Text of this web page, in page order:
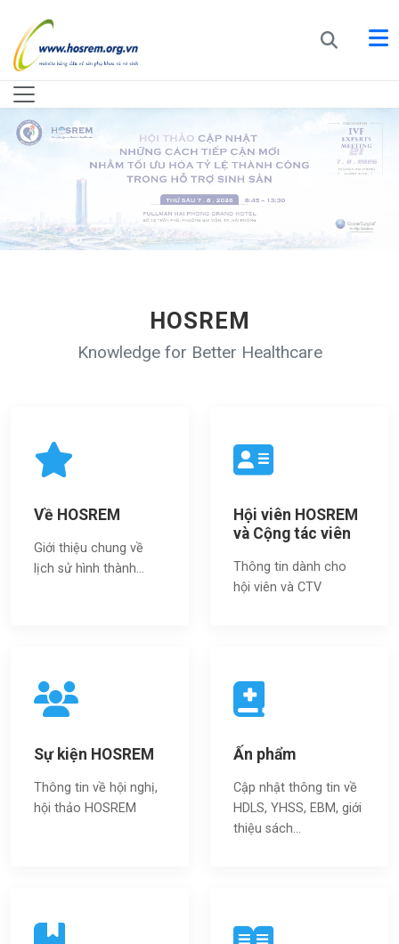
HOSREM
Knowledge for Better Healthcare
Về HOSREM
Giới thiệu chung về
lịch sử hình thành...
Hội viên HOSREM
và Cộng tác viên
Thông tin dành cho
hội viên và CTV
Sự kiện HOSREM
Thông tin về hội nghị,
hội thảo HOSREM
Ấn phẩm
Cập nhật thông tin về
HDLS, YHSS, EBM, giới
thiệu sách…